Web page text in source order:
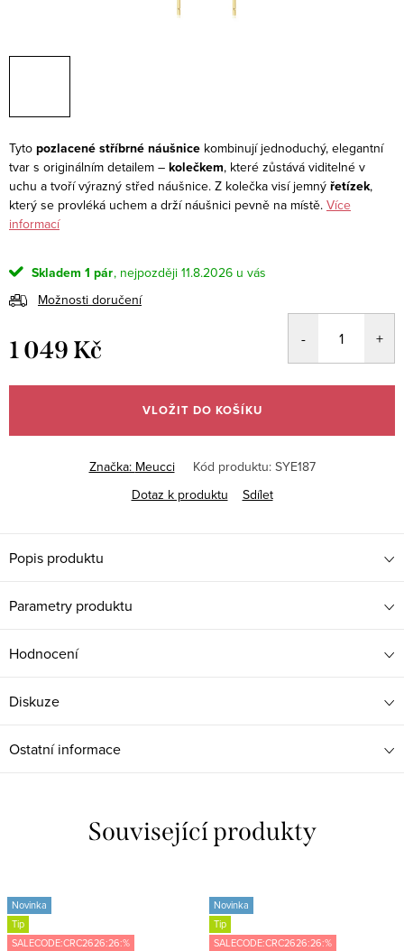
Tyto pozlacené stříbrné náušnice kombinují jednoduchý, elegantní
tvar s originálním detailem – kolečkem, které zůstává viditelné v
uchu a tvoří výrazný střed náušnice. Z kolečka visí jemný řetízek,
který se provléká uchem a drží náušnici pevně na místě. Více
informací
Skladem 1 pár
11.8.2026
Možnosti doručení
1 049 Kč
cena:
VLOŽIT DO KOŠÍKU
Značka: Meucci Kód produktu: SYE187
Dotaz k produktu
Sdílet
Popis produktu
Parametry produktu
Hodnocení
Diskuze
Ostatní informace
Související produkty
Novinka
Tip
SALECODE:CRC2626:26:%
Novinka
Tip
SALECODE:CRC2626:26:%